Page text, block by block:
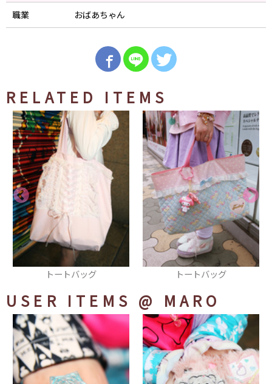
職業 おばあちゃん
RELATED ITEMS
トートバッグ オーバーオール
USER ITEMS @ MARO